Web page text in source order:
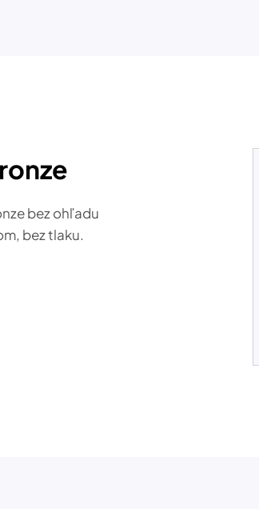
bez ohľadu
bez tlaku.